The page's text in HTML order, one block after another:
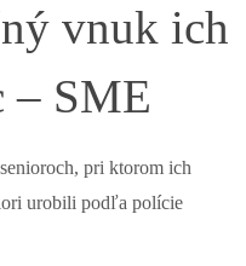
vnuk ich
– SME
pri ktorom ich
urobili podľa polície